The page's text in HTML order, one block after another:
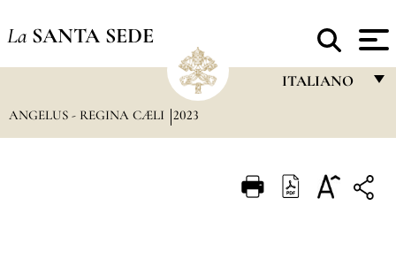
La SANTA SEDE
ITALIANO
ITALIANO
ANGELUS - REGINA CÆLI 2023